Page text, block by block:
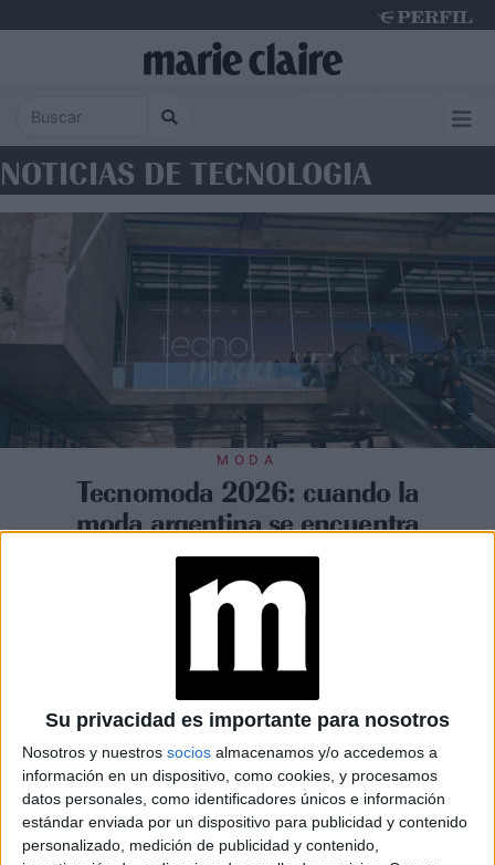
Su privacidad es importante para nosotros
Nosotros y nuestros socios almacenamos y/o accedemos a
información en un dispositivo, como cookies, y procesamos
datos personales, como identificadores únicos e información
estándar enviada por un dispositivo para publicidad y contenido
personalizado, medición de publicidad y contenido,
NOTICIAS DE TECNOLOGIA
MODA
Tecnomoda 2026: cuando la
moda argentina se encuentra
con la IA
Espacio Publicitario